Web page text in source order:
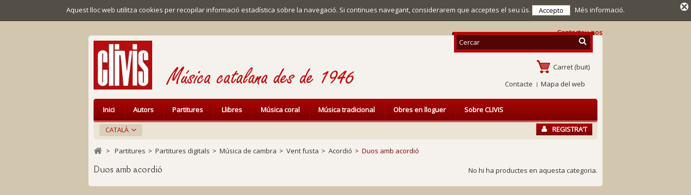
Contacteu-nos
Carret (buit)
Contacte
Mapa del web
CATALÀ REGISTRA’T
Inici Autors Partitures Llibres Música coral Música tradicional Obres en lloguer Sobre CLIVIS
> Partitures > Partitures digitals > Música de cambra > Vent fusta > Acordió > Duos amb acordió
Duos amb acordió No hi ha productes en aquesta categoria.
Aquest lloc web utilitza cookies per recopilar informació estadística sobre la navegació. Si continues navegant, considerarem que acceptes el seu ús. Accepto Més informació.